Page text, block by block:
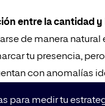
entre la cantidad
de manera
tu presencia,
con anomalías
para medir tu